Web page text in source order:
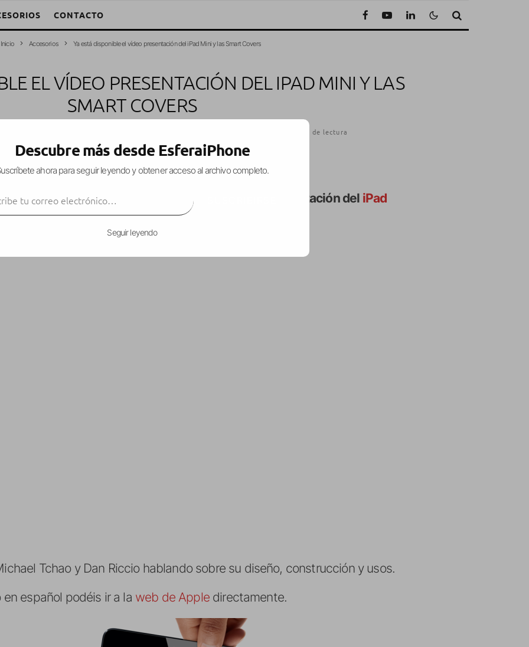
CONTACTO
Inicio Accesorios Ya está disponible el vídeo presentación del iPad Mini y las Smart Covers
EL VÍDEO PRESENTACIÓN DEL IPAD MINI Y LAS
SMART COVERS
Fuentes (Esfera) 1 Minuto de lectura
de ayer, es posible que no hayáis visto el vídeo presentación del iPad
todas sus bondades y características.
Tchao y Dan Riccio hablando sobre su diseño, construcción y usos.
español podéis ir a la web de Appledirectamente.
Descubre más desde EsferaiPhone
ahora para seguir leyendo y obtener acceso al archivo completo.
Seguir leyendo